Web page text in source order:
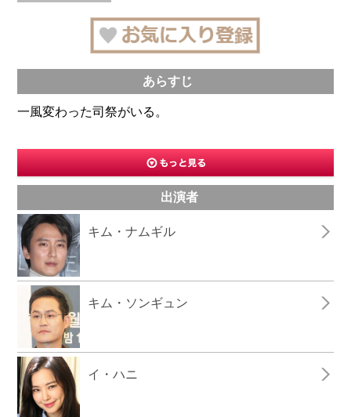
あらすじ
一風変わった司祭がいる。
出演者
キム・ナムギル
キム・ソンギュン
イ・ハニ